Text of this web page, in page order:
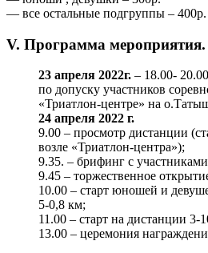
— все остальные подгруппы – 400р.
V. Программа мероприятия.
23 апреля 2022г. – 18.00-
по допуску участников
«Триатлон-центре» на
24 апреля 2022 г.
9.00 – просмотр дистанции
возле «Триатлон-центра»);
9.35. – брифинг с
9.45 – торжественное
10.00 – старт юношей и
5-0,8 км;
11.00 – старт на дистанции 3-
13.00 – церемония